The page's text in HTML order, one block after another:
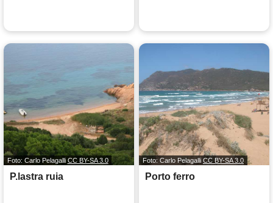
Foto: Carlo Pelagalli CC BY-SA 3.0
P.lastra ruia
Foto: Carlo Pelagalli CC BY-SA 3.0
Porto ferro